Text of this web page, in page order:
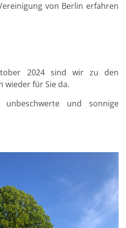
von Berlin erfahren
2024 sind wir zu den
wieder für Sie da.
und sonnige